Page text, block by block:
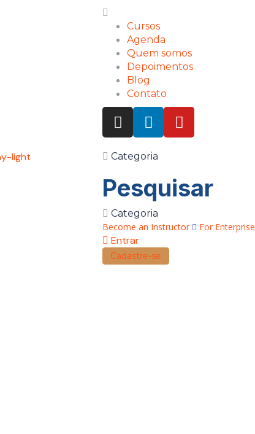
Cursos
Agenda
Quem somos
Depoimentos
Blog
Contato
Categoria
Pesquisar
Categoria
Become an Instructor
For Enterprise
Entrar
Cadastre-se